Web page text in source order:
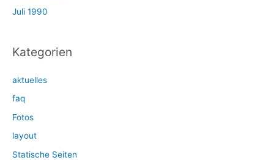
Juli 1990
Kategorien
aktuelles
faq
Fotos
layout
Statische Seiten